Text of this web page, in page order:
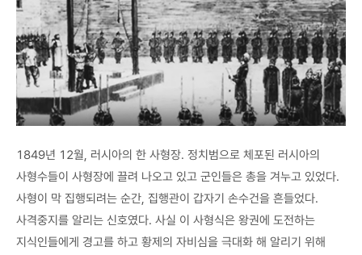
1849년 12월, 러시아의 한 사형장. 정치범으로 체포된 러시아의
사형수들이 사형장에 끌려 나오고 있고 군인들은 총을 겨누고 있었다.
사형이 막 집행되려는 순간, 집행관이 갑자기 손수건을 흔들었다.
사격중지를 알리는 신호였다. 사실 이 사형식은 왕권에 도전하는
지식인들에게 경고를 하고 황제의 자비심을 극대화 해 알리기 위해